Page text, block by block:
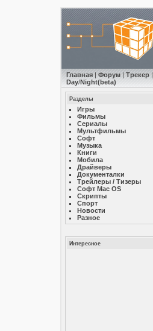
Главная| Форум| Трекер|
Day/Night(beta)
Разделы
Игры
Фильмы
Сериалы
Мультфильмы
Софт
Музыкa
Книги
Мобила
Драйверы
Документалки
Трейлеры / Тизеры
Софт Mac OS
Скрипты
Спорт
Новости
Разное
Интересное